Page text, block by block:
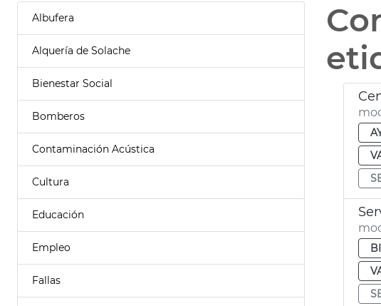
Albufera
Alquería de Solache
Bienestar Social
Bomberos
Contaminación Acústica
Cultura
Educación
Empleo
Fallas